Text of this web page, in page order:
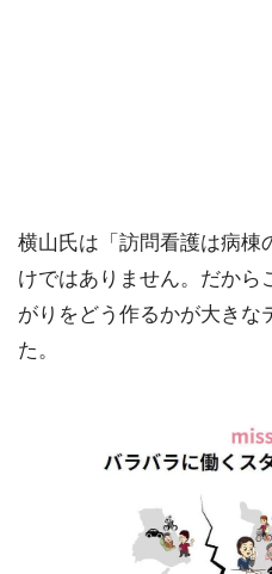
横山氏は「訪問看護は病棟
けではありません。だから
がりをどう作るかが大きな
た。